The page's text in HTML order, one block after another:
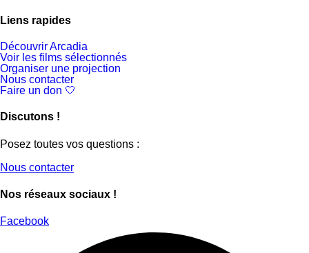
Liens rapides
Découvrir Arcadia
Voir les films sélectionnés
Organiser une projection
Nous contacter
Faire un don 🤍
Discutons !
Posez toutes vos questions :
Nous contacter
Nos réseaux sociaux !
Facebook